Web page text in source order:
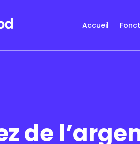
Accueil
de